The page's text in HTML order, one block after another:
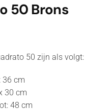
50 Brons
50 zijn als volgt:
36 cm
30 cm
48 cm